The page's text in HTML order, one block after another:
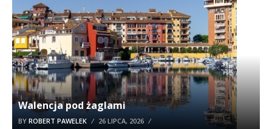
Walencja pod żaglami
BY ROBERT PAWELEK 26 LIPCA, 2026